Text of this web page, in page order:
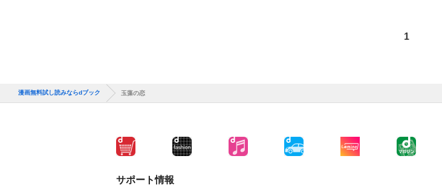
1
漫画無料試し読みならdブック 玉藻の恋
サポート情報